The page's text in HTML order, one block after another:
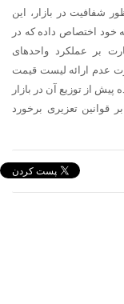
شفافیت در بازار، این
بالایی از درج قیمت‌ها در سامانه ۱۲۴ را به خود اختصاص داده که در
بر عملکرد واحدهای
عدم ارائه لیست قیمت
پیش از توزیع آن در بازار
قوانین تعزیری برخورد